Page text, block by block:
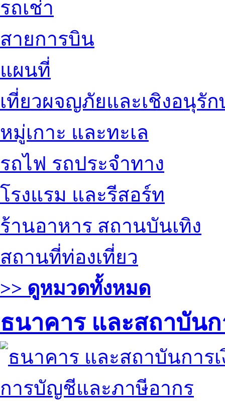
รถเช่า
สายการบิน
แผนที่
เที่ยวผจญภัยและเชิงอนุรัก
หมู่เกาะ และทะเล
รถไฟ รถประจำทาง
โรงแรม และรีสอร์ท
ร้านอาหาร สถานบันเทิง
สถานที่ท่องเที่ยว
>> ดูหมวดทั้งหมด
ธนาคาร และสถาบันก
การบัญชีและภาษีอากร